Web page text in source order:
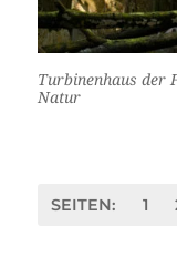
Turbinenhaus der
Natur
SEITEN: 1